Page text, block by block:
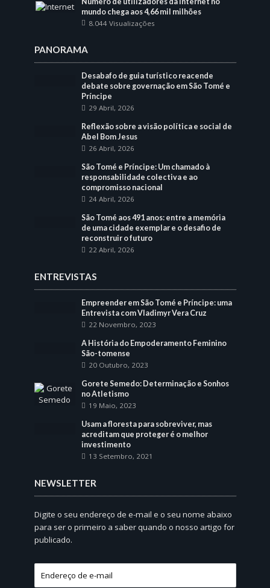
mundo chega aos 4,66 mil milhões
8.044 Visualizações
PANORAMA
Desabafo de guia turístico reacende
debate sobre governação em São Tomé e
Príncipe
29 Abril, 2026
Reflexão sobre a visão política e social de
Abel Bom Jesus
26 Abril, 2026
São Tomé e Príncipe: Um chamado à
responsabilidade colectiva e ao
compromisso nacional
24 Abril, 2026
São Tomé aos 491 anos: entre a memória
de uma cidade exemplar e o desafio de
reconstruir o futuro
22 Abril, 2026
ENTREVISTAS
Empreender em São Tomé e Príncipe: uma
Entrevista com Vladimyr Vera Cruz
22 Novembro, 2023
A História do Empoderamento Feminino
São-tomense
20 Outubro, 2023
Gorete Semedo: Determinação e Sonhos
no Atletismo
19 Maio, 2023
Usam a floresta para sobreviver, mas
acreditam que proteger é o melhor
investimento
13 Setembro, 2021
NEWSLETTER
Digite o seu endereço de e-mail e o seu nome abaixo
para ser o primeiro a saber quando o nosso artigo for
publicado.